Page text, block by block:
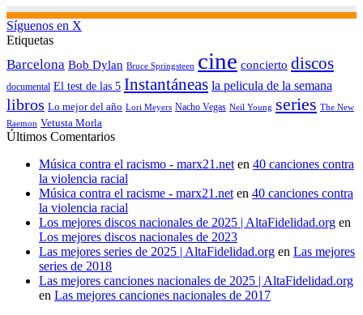
Síguenos en X
Etiquetas
Barcelona Bob Dylan Bruce Springsteen cine concierto discos
documental El test de las 5 Instantáneas la pelicula de la semana
libros Lo mejor del año Lori Meyers Nacho Vegas Neil Young series The New
Raemon Vetusta Morla
Últimos Comentarios
Música contra el racismo - marx21.neten 40 canciones contra
la violencia racial
Música contra el racisme - marx21.neten 40 canciones contra
la violencia racial
Los mejores discos nacionales de 2025 | AltaFidelidad.org en
Los mejores discos nacionales de 2023
Las mejores series de 2025 | AltaFidelidad.org en Las mejores
series de 2018
Las mejores canciones nacionales de 2025 | AltaFidelidad.org
en Las mejores canciones nacionales de 2017